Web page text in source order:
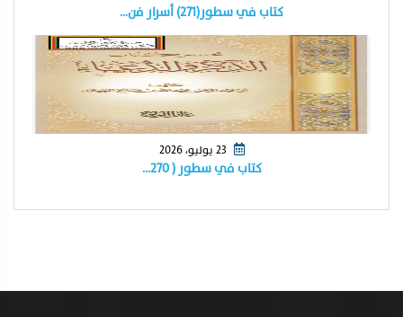
كتاب في سطور(٢٧١) أسرار فن…
كتاب في سطور ( ٢٧٠…